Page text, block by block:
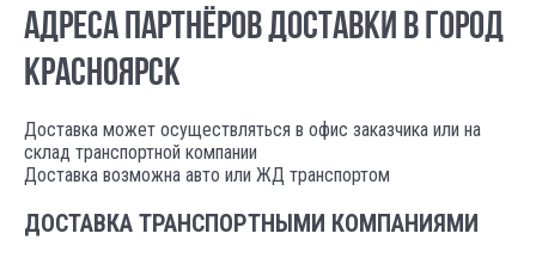
АДРЕСА ПАРТНЁРОВ ДОСТАВКИ В ГОРОД
КРАСНОЯРСК
Доставка может осуществляться в офис заказчика или на
склад транспортной компании
Доставка возможна авто или ЖД транспортом
ДОСТАВКА ТРАНСПОРТНЫМИ КОМПАНИЯМИ